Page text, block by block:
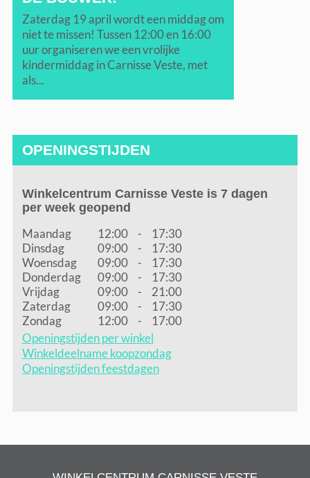
Zaterdag 19 april wordt een middag om
niet te missen! Tussen 12:00 en 16:00
uur organiseren we een vrolijke
kindermiddag in Carnisse Veste, met
als...
OPENINGSTIJDEN
Winkelcentrum Carnisse Veste is 7 dagen
per week geopend
Maandag 12:00 -
17:30
Dinsdag
09:00 -
17:30
Woensdag
09:00 -
17:30
Donderdag
09:00 -
17:30
Vrijdag
09:00 -
21:00
Zaterdag
09:00 -
17:30
Zondag
12:00 -
17:00
Openingstijden per winkel
Winkeldeelname koopzondag
Openingstijden feestdagen